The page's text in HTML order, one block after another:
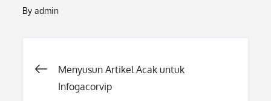
Byadmin
Post
Menyusun Artikel Acak untuk
Infogacorvip